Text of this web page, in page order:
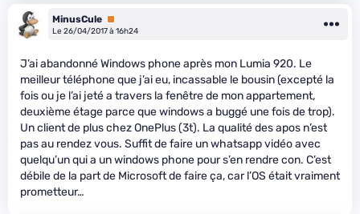
MinusCule Premium
Le 26/04/2017 à 16h24
J’ai abandonné Windows phone après mon Lumia 920. Le
meilleur téléphone que j’ai eu, incassable le bousin (excepté la
fois ou je l’ai jeté a travers la fenêtre de mon appartement,
deuxième étage parce que windows a buggé une fois de trop).
Un client de plus chez OnePlus (3t). La qualité des apos n’est
pas au rendez vous. Suffit de faire un whatsapp vidéo avec
quelqu’un qui a un windows phone pour s’en rendre con. C’est
débile de la part de Microsoft de faire ça, car l’OS était vraiment
prometteur…